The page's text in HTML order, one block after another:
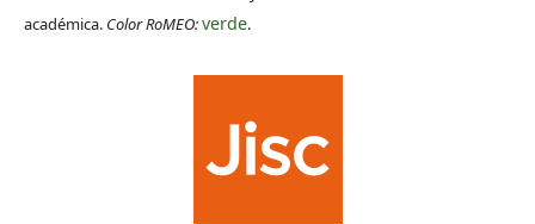
académica. Color RoMEO:verde.